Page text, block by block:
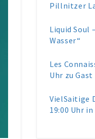
Pillnitzer
Liquid Soul
Wasser“
Les
Uhr zu
VielSaitige
19:00 Uhr